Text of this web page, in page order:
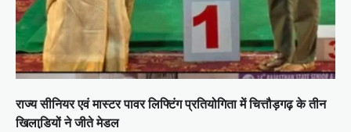
राज्य सीनियर एवं मास्टर पावर लिफ्टिंग प्रतियोगिता में चित्तौड़गढ़ के तीन
खिलाडि़यों ने जीते मेडल